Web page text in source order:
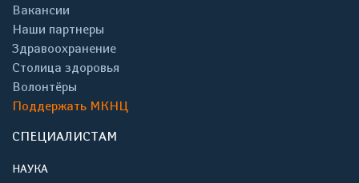
Вакансии
Наши партнеры
Здравоохранение
Столица здоровья
Волонтёры
Поддержать МКНЦ
СПЕЦИАЛИСТАМ
НАУКА